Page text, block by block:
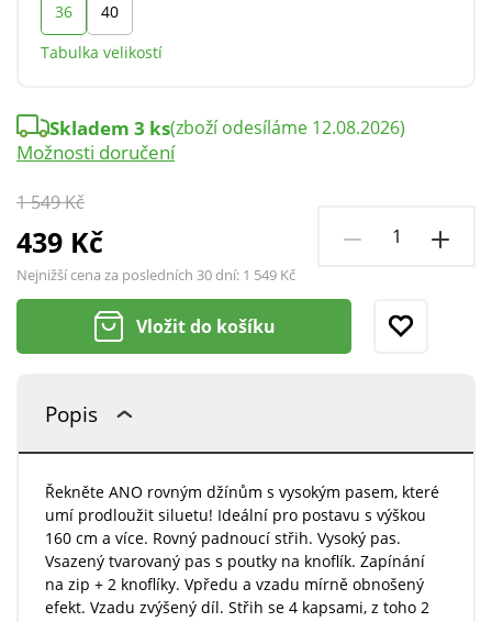
36
40
Tabulka velikostí
1 549 Kč
439 Kč
Nejnižší cena za posledních 30 dní: 1 549 Kč
Skladem 3 ks(zboží odesíláme 12.08.2026)
Možnosti doručení
Vložit do košíku
Popis
Řekněte ANO rovným džínům s vysokým pasem, které
umí prodloužit siluetu! Ideální pro postavu s výškou
160 cm a více. Rovný padnoucí střih. Vysoký pas.
Vsazený tvarovaný pas s poutky na knoflík. Zapínání
na zip + 2 knoflíky. Vpředu a vzadu mírně obnošený
efekt. Vzadu zvýšený díl. Střih se 4 kapsami, z toho 2